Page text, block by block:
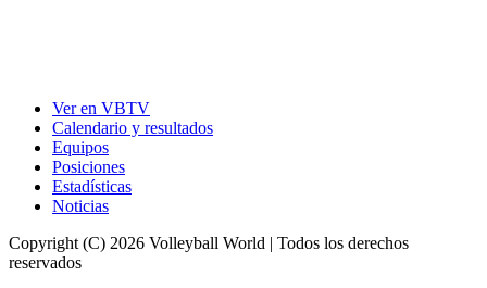
Ver en VBTV
Calendario y resultados
Equipos
Posiciones
Estadísticas
Noticias
Copyright (C) 2026 Volleyball World | Todos los derechos
reservados